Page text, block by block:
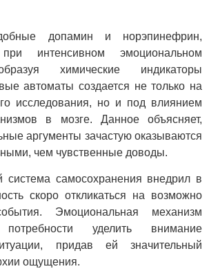
допамин и норэпинефрин,
интенсивном эмоциональном
химические индикаторы
автоматы создается не только на
исследования, но и под влиянием
в мозге. Данное объясняет,
аргументы зачастую оказываются
чем чувственные доводы.
система самосохранения внедрил в
скоро откликаться на возможно
Эмоциональная механизм
уделить внимание
придав ей значительный
ощущения.